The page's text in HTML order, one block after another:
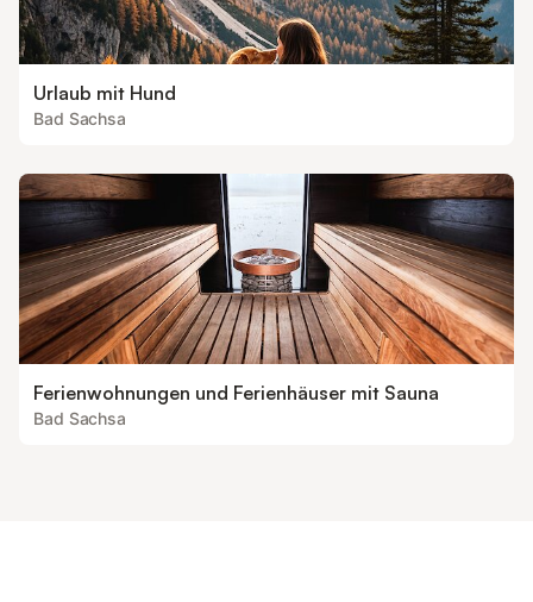
Urlaub mit Hund
Bad Sachsa
Ferienwohnungen und Ferienhäuser mit Sauna
Bad Sachsa